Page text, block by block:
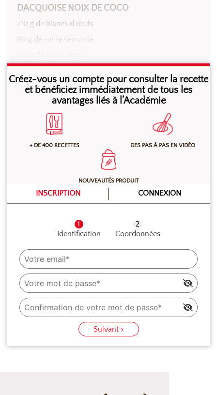
DACQUOISE NOIX DE COCO
210 g de blancs d’œufs
90 g de sucre semoule
70 g de coco râpée
60 g de farine
Sur une plaque recouverte de papier cuisson, placer
les cercles à entremets de 22 cm de ᴓ préalablement
graissés légèrement à l’Agent de Démoulage Ouragan
ancel. Tamiser ensemble, le sucre glace, la poudre de
noix et la farine. Monter les blancs en neige avec le
sucre semoule. Ajouter le mélange tamisé, suivi de la
noix de coco râpée puis mélanger doucement à la
spatule pour obtenir une masse homogène mais bien
aérée. A la poche munie d’une douille unie de 8 mm,
dresser la dacquoise verticalement sur la paroi
intérieure du cercle. Dresser le fond en spirale. Cuire
environ 20 min à 180°C en four ventilé ou à 200°C en
four à sole. Après complet refroidissement, retirer les
cercle en passant une lame de couteau entre la
dacquoise et le cercle.
Créez-vous un compte pour consulter la recette
et bénéficiez immédiatement de tous les
avantages liés à l’Académie
+ DE 400 RECETTES DES PAS À PAS EN VIDÉO
NOUVEAUTÉS PRODUIT
INSCRIPTION CONNEXION
Identification Coordonnées
Suivant >